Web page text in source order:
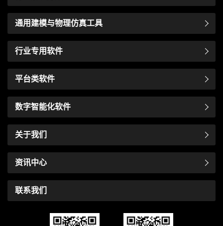
通用建模与物理仿真工具
平台类软件
行业专用软件
数字智能化软件
关于我们
资讯中心
联系我们